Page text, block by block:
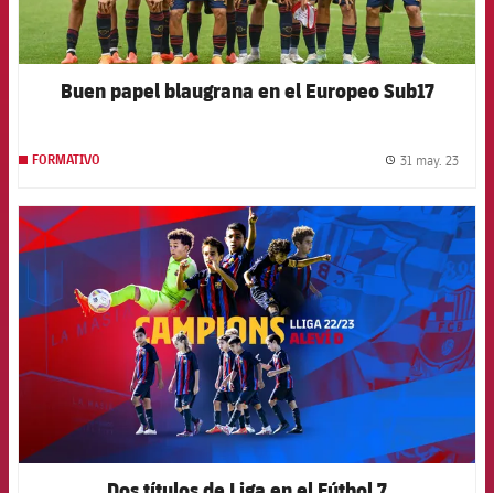
Buen papel blaugrana en el Europeo Sub17
FORMATIVO 31 may. 23
FCB Barcelona badge